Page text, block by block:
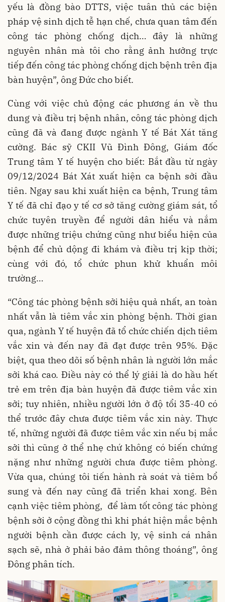
yếu là đồng bào DTTS, việc tuân thủ các biện
pháp vệ sinh dịch tễ hạn chế, chưa quan tâm đến
công tác phòng chống dịch… đây là những
nguyên nhân mà tôi cho rằng ảnh hưởng trực
tiếp đến công tác phòng chống dịch bệnh trên địa
bàn huyện”, ông Đức cho biết.
Cùng với việc chủ động các phương án về thu
dung và điều trị bệnh nhân, công tác phòng dịch
cũng đã và đang được ngành Y tế Bát Xát tăng
cường. Bác sỹ CKII Vũ Đình Đông, Giám đốc
Trung tâm Y tế huyện cho biết: Bắt đầu từ ngày
09/12/2024 Bát Xát xuất hiện ca bệnh sởi đầu
tiên. Ngay sau khi xuất hiện ca bệnh, Trung tâm
Y tế đã chỉ đạo y tế cơ sở tăng cường giám sát, tổ
chức tuyên truyền để người dân hiểu và nắm
được những triệu chứng cũng như biểu hiện của
bệnh để chủ dộng đi khám và điều trị kịp thời;
cùng với đó, tổ chức phun khử khuẩn môi
trường…
“Công tác phòng bệnh sởi hiệu quả nhất, an toàn
nhất vẫn là tiêm vắc xin phòng bệnh. Thời gian
qua, ngành Y tế huyện đã tổ chức chiến dịch tiêm
vắc xin và đến nay đã đạt được trên 95%. Đặc
biệt, qua theo dõi số bệnh nhân là người lớn mắc
sởi khá cao. Điều này có thể lý giải là do hầu hết
trẻ em trên địa bàn huyện đã được tiêm vắc xin
sởi; tuy nhiên, nhiều người lớn ở độ tổi 35-40 có
thể trước đây chưa được tiêm vắc xin này. Thực
tế, những người đã được tiêm vắc xin nếu bị mắc
sởi thì cũng ở thể nhẹ chứ không có biến chứng
nặng như những người chưa được tiêm phòng.
Vừa qua, chúng tôi tiến hành rà soát và tiêm bổ
sung và đến nay cũng đã triển khai xong. Bên
cạnh việc tiêm phòng, để làm tốt công tác phòng
bệnh sởi ở cộng đồng thì khi phát hiện mắc bệnh
người bệnh cần được cách ly, vệ sinh cá nhân
sạch sẽ, nhà ở phải bảo đảm thông thoáng”, ông
Đông phân tích.